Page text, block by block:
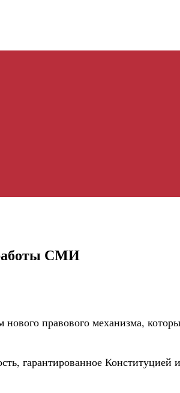
СМИ
правового механизма,
гарантированное